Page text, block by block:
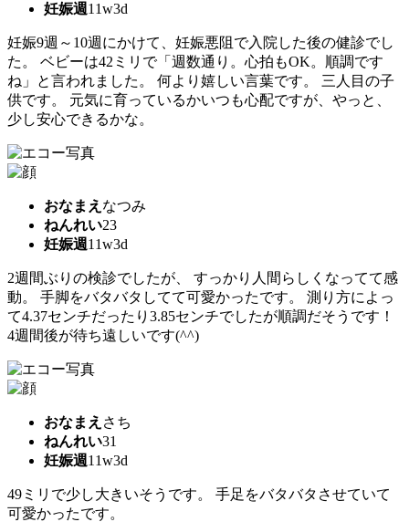
妊娠週11w3d
妊娠9週～10週にかけて、妊娠悪阻で入院した後の健診でし
た。 ベビーは42ミリで「週数通り。心拍もOK。順調です
ね」と言われました。 何より嬉しい言葉です。 三人目の子
供です。 元気に育っているかいつも心配ですが、やっと、
少し安心できるかな。
おなまえ なつみ
ねんれい23
妊娠週11w3d
2週間ぶりの検診でしたが、 すっかり人間らしくなってて感
動。 手脚をバタバタしてて可愛かったです。 測り方によっ
て4.37センチだったり3.85センチでしたが順調だそうです！
4週間後が待ち遠しいです(^^)
おなまえ さち
ねんれい31
妊娠週11w3d
49ミリで少し大きいそうです。 手足をバタバタさせていて
可愛かったです。